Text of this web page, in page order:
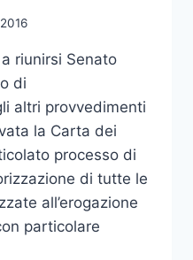
riunirsi Senato
di
altri provvedimenti
la Carta dei
processo di
di tutte le
all’erogazione
particolare